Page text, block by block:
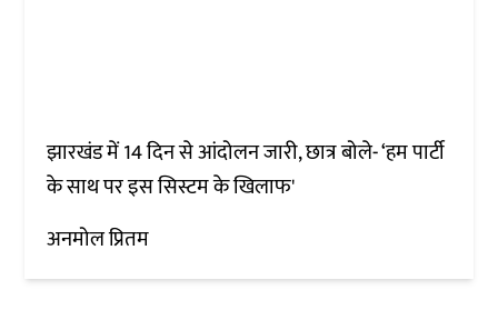
झारखंड में 14 दिन से आंदोलन जारी, छात्र बोले- ‘हम पार्टी
के साथ पर इस सिस्टम के खिलाफ'
अनमोल प्रितम